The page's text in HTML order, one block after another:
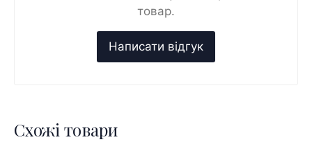
товар.
Схожі товари